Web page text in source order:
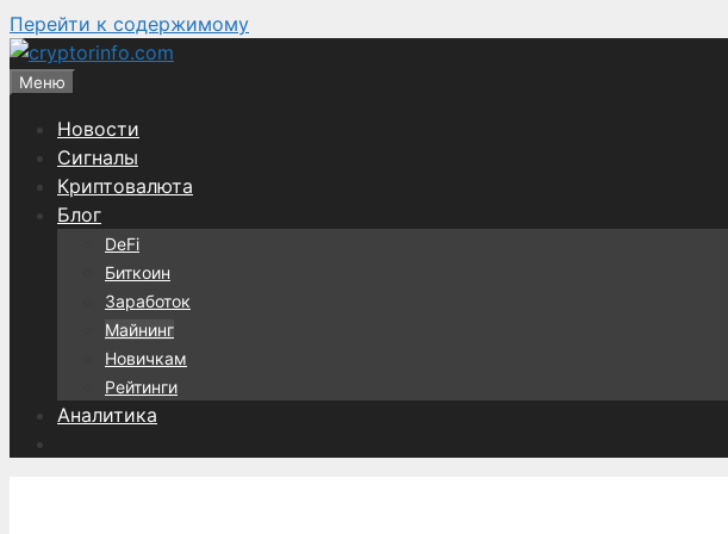
Перейти к содержимому
Меню
Новости
Сигналы
Криптовалюта
Блог
DeFi
Биткоин
Заработок
Майнинг
Новичкам
Рейтинги
Аналитика